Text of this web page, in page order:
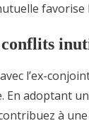
l’ex-
En adoptant
à